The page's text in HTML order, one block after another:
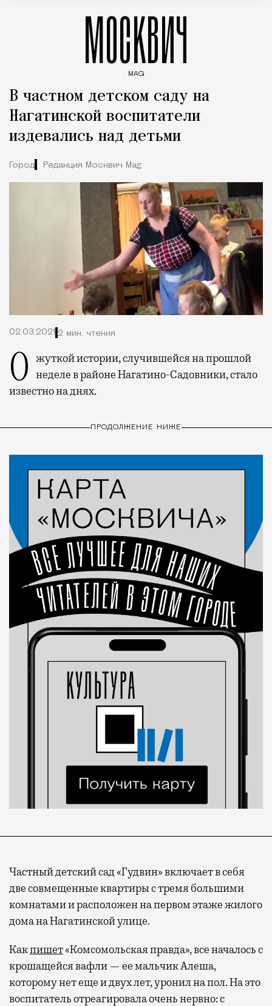
МОСКВИЧ
MAG
В частном детском саду на
Нагатинской воспитатели
издевались над детьми
Город Редакция Москвич Mag
02.03.2021 2 мин. чтения
О жуткой истории, случившейся на прошлой неделе в районе Нагатино-Садовники, стало
известно на днях.
ПРОДОЛЖЕНИЕ НИЖЕ
Частный детский сад «Гудвин» включает в себя
две совмещенные квартиры с тремя большими
комнатами и расположен на первом этаже жилого
дома на Нагатинской улице.
Какпишет«Комсомольская правда», все началось с
крошащейся вафли — ее мальчик Алеша,
которому нет еще и двух лет, уронил на пол. На это
воспитатель отреагировала очень нервно: с